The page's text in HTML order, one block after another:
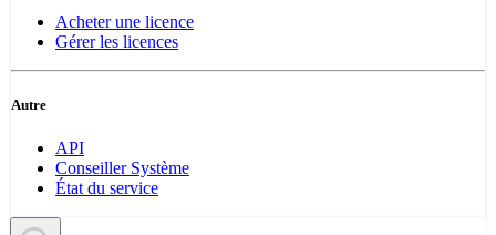
Acheter une licence
Gérer les licences
Autre
API
Conseiller Système
État du service